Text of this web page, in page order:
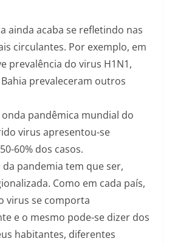
ainda acaba se refletindo nas
circulantes. Por exemplo, em
prevalência do virus H1N1,
prevaleceram outros
pandêmica mundial do
virus apresentou-se
60% dos casos.
da pandemia tem que ser,
Como em cada país,
virus se comporta
e o mesmo pode-se dizer dos
habitantes, diferentes